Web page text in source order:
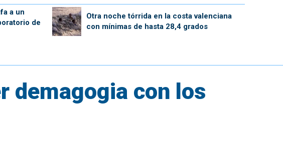
a un
de
Otra noche tórrida en la costa valenciana
con mínimas de hasta 28,4 grados
demagogia con los